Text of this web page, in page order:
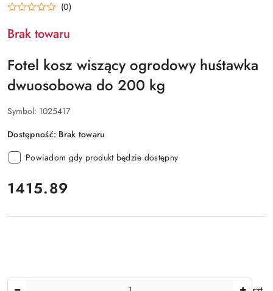
(0)
Brak towaru
Fotel kosz wiszący ogrodowy huśtawka
dwuosobowa do 200 kg
Symbol: 1025417
Dostępność: Brak towaru
Powiadom gdy produkt będzie dostępny
cena:
1415.89